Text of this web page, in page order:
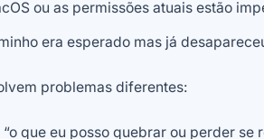
ou as permissões atuais estão
era esperado mas já
problemas diferentes:
que eu posso quebrar ou perder se